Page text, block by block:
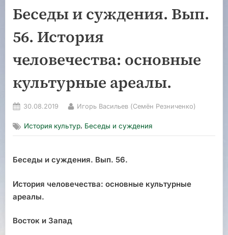
Беседы и суждения. Вып.
56. История
человечества: основные
культурные ареалы.
Posted
30.08.2019 By
Игорь Васильев (Семён Резниченко)
История культур, Беседы и суждения
Беседы и суждения. Вып. 56.
История человечества: основные культурные
ареалы.
Восток и Запад